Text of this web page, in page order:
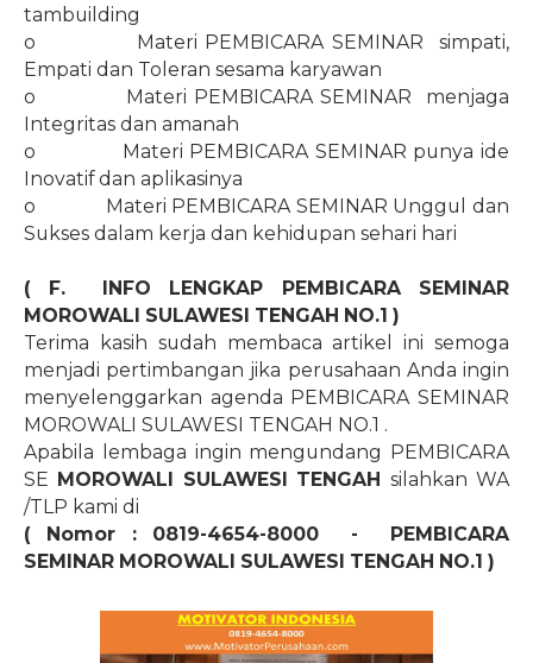
tambuilding
o
Materi PEMBICARA SEMINAR
simpati,
Empati dan Toleran sesama karyawan
o
Materi PEMBICARA SEMINAR
menjaga
Integritas dan amanah
o
Materi PEMBICARA SEMINAR punya ide
Inovatif dan aplikasinya
o
Materi PEMBICARA SEMINAR Unggul dan
Sukses dalam kerja dan kehidupan sehari hari
( F.
INFO LENGKAP PEMBICARA SEMINAR
MOROWALI SULAWESI TENGAH NO.1 )
Terima kasih sudah membaca artikel ini semoga
menjadi pertimbangan jika perusahaan Anda ingin
menyelenggarkan agenda PEMBICARA SEMINAR
MOROWALI SULAWESI TENGAH NO.1 .
Apabila lembaga ingin mengundang PEMBICARA
SE MOROWALI SULAWESI TENGAH silahkan WA
/TLP kami di
( Nomor : 0819-4654-8000
-
PEMBICARA
SEMINAR MOROWALI SULAWESI TENGAH NO.1 )